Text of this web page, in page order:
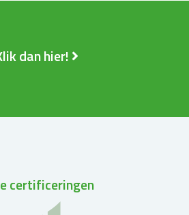
dan hier!
certificeringen